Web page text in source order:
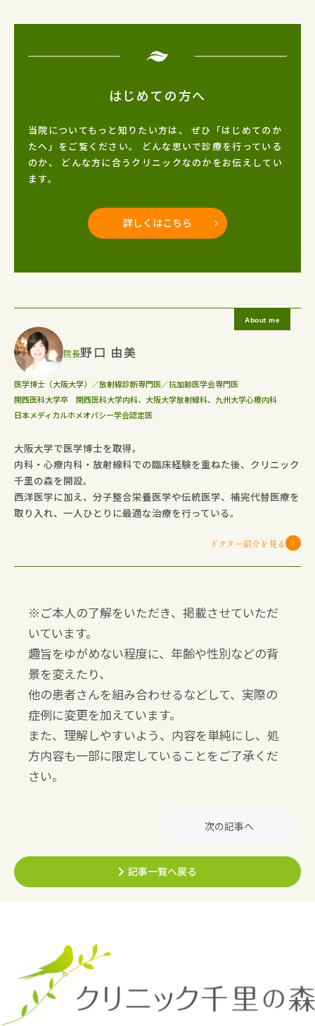
はじめての方へ
当院についてもっと知りたい方は、
ぜひ「はじめてのか
たへ」をご覧ください。
どんな思いで診療を行っている
のか、
どんな方に合うクリニックなのかをお伝えしてい
ます。
詳しくはこちら
院長野口 由美
医学博士（大阪大学）／放射線診断専門医／抗加齢医学会専門医
関西医科大学卒 関西医科大学内科、大阪大学放射線科、九州大学心療内科
日本メディカルホメオパシー学会認定医
大阪大学で医学博士を取得。
内科・心療内科・放射線科での臨床経験を重ねた後、クリニック
千里の森を開設。
西洋医学に加え、分子整合栄養医学や伝統医学、補完代替医療を
取り入れ、一人ひとりに最適な治療を行っている。
ドクター紹介を見る
※ご本人の了解をいただき、掲載させていただ
いています。
趣旨をゆがめない程度に、年齢や性別などの背
景を変えたり、
他の患者さんを組み合わせるなどして、実際の
症例に変更を加えています。
また、理解しやすいよう、内容を単純にし、処
方内容も一部に限定していることをご了承くだ
さい。
次の記事へ
記事一覧へ戻る